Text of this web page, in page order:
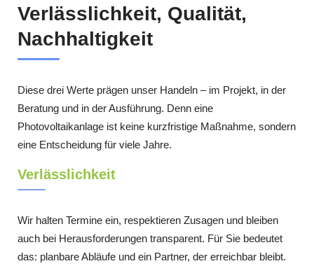
Verlässlichkeit, Qualität,
Nachhaltigkeit
Diese drei Werte prägen unser Handeln – im Projekt, in der
Beratung und in der Ausführung. Denn eine
Photovoltaikanlage ist keine kurzfristige Maßnahme, sondern
eine Entscheidung für viele Jahre.
Verlässlichkeit
Wir halten Termine ein, respektieren Zusagen und bleiben
auch bei Herausforderungen transparent. Für Sie bedeutet
das: planbare Abläufe und ein Partner, der erreichbar bleibt.